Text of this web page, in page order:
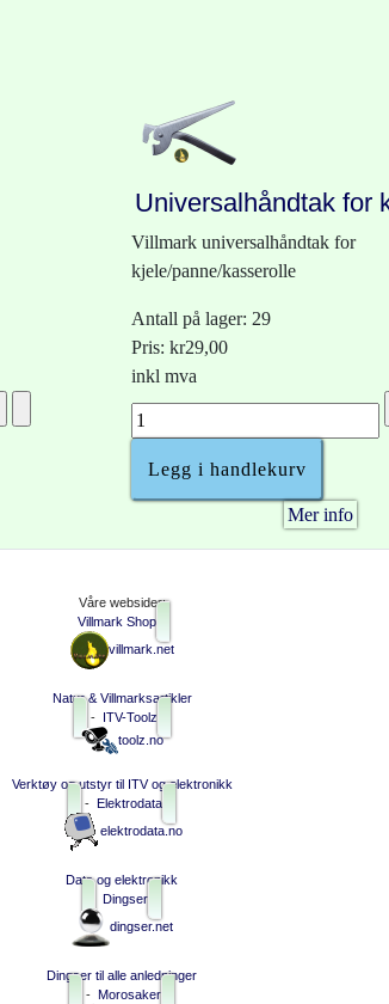
Universalhåndtak for
Villmark universalhåndtak for
kjele/panne/kasserolle
Antall på lager: 29
Pris: kr29,00
inkl mva
Mer info
Våre websider:
Villmark Shop
villmark.net
Natur & Villmarksartikler
-
ITV-Toolz
toolz.no
Verktøy og utstyr til ITV og elektronikk
-
Elektrodata
elektrodata.no
Data og elektronikk
Dingser
dingser.net
Dingser til alle anledninger
- Morosaker